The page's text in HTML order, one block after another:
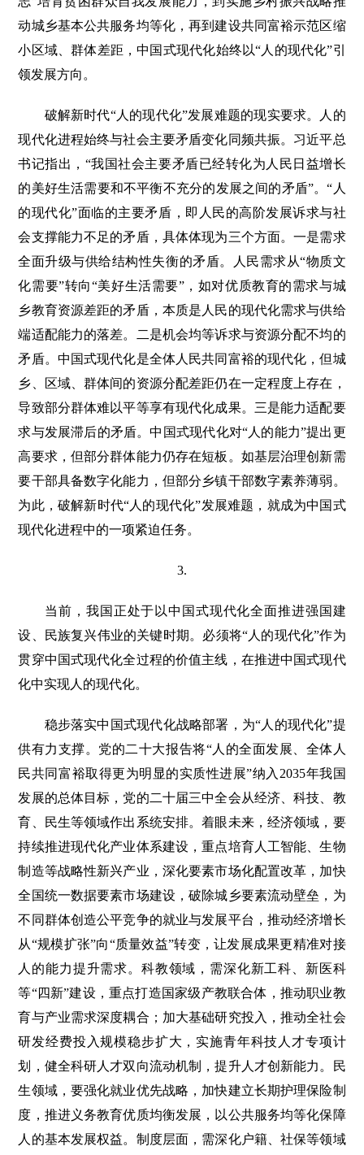
动城乡基本公共服务均等化，再到建设共同富裕示范区缩
小区域、群体差距，中国式现代化始终以“人的现代化”引
领发展方向。
破解新时代“人的现代化”发展难题的现实要求。人的
现代化进程始终与社会主要矛盾变化同频共振。习近平总
书记指出，“我国社会主要矛盾已经转化为人民日益增长
的美好生活需要和不平衡不充分的发展之间的矛盾”。“人
的现代化”面临的主要矛盾，即人民的高阶发展诉求与社
会支撑能力不足的矛盾，具体体现为三个方面。一是需求
全面升级与供给结构性失衡的矛盾。人民需求从“物质文
化需要”转向“美好生活需要”，如对优质教育的需求与城
乡教育资源差距的矛盾，本质是人民的现代化需求与供给
端适配能力的落差。二是机会均等诉求与资源分配不均的
矛盾。中国式现代化是全体人民共同富裕的现代化，但城
乡、区域、群体间的资源分配差距仍在一定程度上存在，
导致部分群体难以平等享有现代化成果。三是能力适配要
求与发展滞后的矛盾。中国式现代化对“人的能力”提出更
高要求，但部分群体能力仍存在短板。如基层治理创新需
要干部具备数字化能力，但部分乡镇干部数字素养薄弱。
为此，破解新时代“人的现代化”发展难题，就成为中国式
现代化进程中的一项紧迫任务。
3.
当前，我国正处于以中国式现代化全面推进强国建
设、民族复兴伟业的关键时期。必须将“人的现代化”作为
贯穿中国式现代化全过程的价值主线，在推进中国式现代
化中实现人的现代化。
稳步落实中国式现代化战略部署，为“人的现代化”提
供有力支撑。党的二十大报告将“人的全面发展、全体人
民共同富裕取得更为明显的实质性进展”纳入2035年我国
发展的总体目标，党的二十届三中全会从经济、科技、教
育、民生等领域作出系统安排。着眼未来，经济领域，要
持续推进现代化产业体系建设，重点培育人工智能、生物
制造等战略性新兴产业，深化要素市场化配置改革，加快
全国统一数据要素市场建设，破除城乡要素流动壁垒，为
不同群体创造公平竞争的就业与发展平台，推动经济增长
从“规模扩张”向“质量效益”转变，让发展成果更精准对接
人的能力提升需求。科教领域，需深化新工科、新医科
等“四新”建设，重点打造国家级产教联合体，推动职业教
育与产业需求深度耦合；加大基础研究投入，推动全社会
研发经费投入规模稳步扩大，实施青年科技人才专项计
划，健全科研人才双向流动机制，提升人才创新能力。民
生领域，要强化就业优先战略，加快建立长期护理保险制
度，推进义务教育优质均衡发展，以公共服务均等化保障
人的基本发展权益。制度层面，需深化户籍、社保等领域